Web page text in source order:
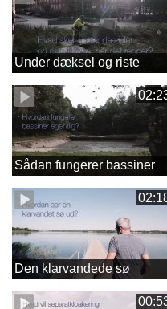
Under dæksel og riste
Sådan fungerer bassiner
Den klarvandede sø